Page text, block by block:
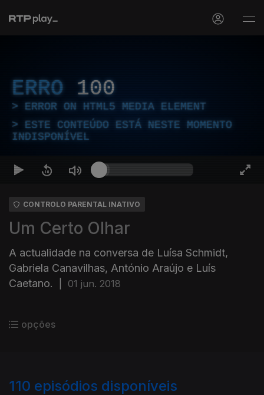
ERRO 100
ERROR ON HTML5 MEDIA ELEMENT
ESTE CONTEÚDO ESTÁ NESTE MOMENTO
INDISPONÍVEL
CONTROLO PARENTAL INATIVO
Um Certo Olhar
A actualidade na conversa de Luísa Schmidt,
Gabriela Canavilhas, António Araújo e Luís
Caetano.
01 jun. 2018
opções
110 episódios disponíveis